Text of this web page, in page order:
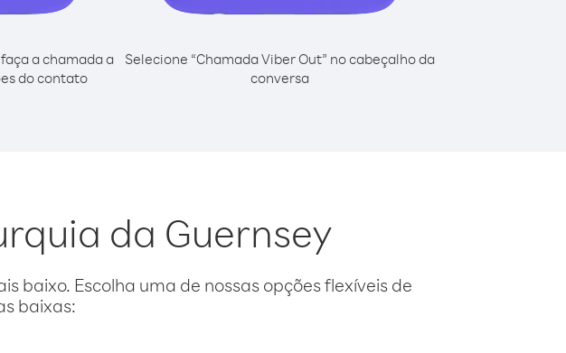
a chamada a
do contato
Selecione “Chamada Viber Out” no cabeçalho da
conversa
da Guernsey
baixo. Escolha uma de nossas opções flexíveis de
baixas: